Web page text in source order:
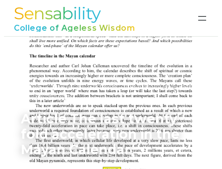
naarSensability
College of Ageless Wisdom
Home › Article The last twenty fold acceleration in the
Mayan Calendar
Article The last twenty
fold acceleration in the
Mayan Calendar